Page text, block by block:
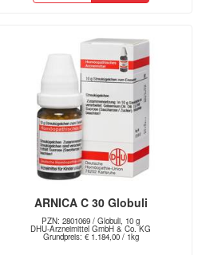
ARNICA C 30 Globuli
PZN: 2801069 / Globuli, 10 g
DHU-Arzneimittel GmbH & Co. KG
Grundpreis: € 1.184,00 / 1kg